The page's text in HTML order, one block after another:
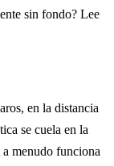
sin fondo? Lee
en la distancia
se cuela en la
menudo funciona